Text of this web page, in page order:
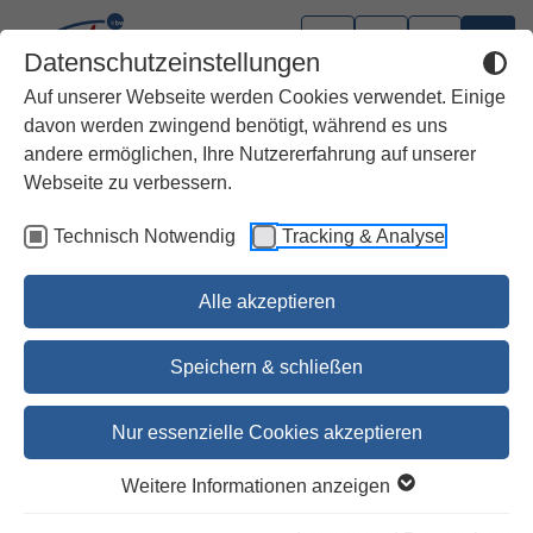
Datenschutzeinstellungen
Auf unserer Webseite werden Cookies verwendet. Einige
davon werden zwingend benötigt, während es uns
andere ermöglichen, Ihre Nutzererfahrung auf unserer
Webseite zu verbessern.
Technisch Notwendig Tracking & Analyse
Alle akzeptieren
Speichern & schließen
Nur essenzielle Cookies akzeptieren
Weitere Informationen anzeigen